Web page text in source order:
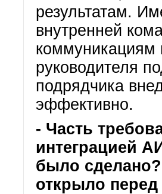
результатам.
внутренней
коммуникациям
руководителя
подрядчика
эффективно.
- Часть
интеграцией
было
открыло перед